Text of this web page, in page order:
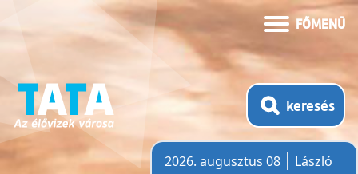
FŐMENÜ
keresés
2026. augusztus 08
László